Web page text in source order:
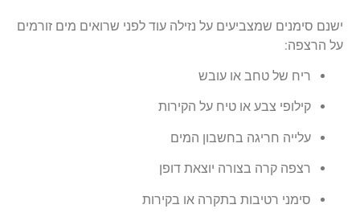
ישנם סימנים שמצביעים על נזילה עוד לפני שרואים מים זורמים
על הרצפה:
ריח של טחב או עובש
קילופי צבע או טיח על הקירות
עלייה חריגה בחשבון המים
רצפה קרה בצורה יוצאת דופן
סימני רטיבות בתקרה או בקירות